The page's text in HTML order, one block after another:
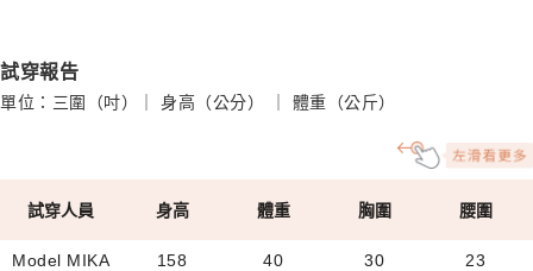
試穿報告
單位：三圍（吋）｜ 身高（公分） ｜ 體重（公斤）
試穿人員 身高 體重 胸圍 腰圍
Model MIKA 158 40 30 23